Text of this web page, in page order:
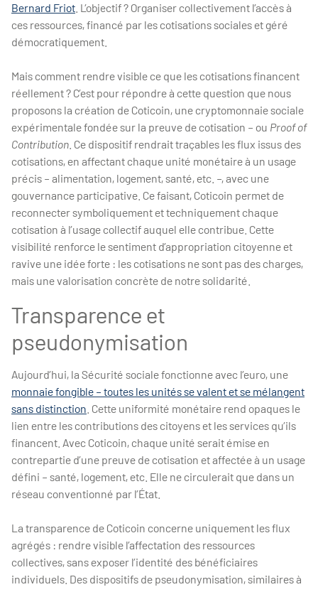
Bernard Friot . L’objectif ? Organiser collectivement l’accès à
ces ressources, financé par les cotisations sociales et géré
démocratiquement.
Mais comment rendre visible ce que les cotisations financent
réellement ? C’est pour répondre à cette question que nous
proposons la création de Coticoin, une cryptomonnaie sociale
expérimentale fondée sur la preuve de cotisation – ou Proof of
Contribution . Ce dispositif rendrait traçables les flux issus des
cotisations, en affectant chaque unité monétaire à un usage
précis – alimentation, logement, santé, etc. –, avec une
gouvernance participative. Ce faisant, Coticoin permet de
reconnecter symboliquement et techniquement chaque
cotisation à l’usage collectif auquel elle contribue. Cette
visibilité renforce le sentiment d’appropriation citoyenne et
ravive une idée forte : les cotisations ne sont pas des charges,
mais une valorisation concrète de notre solidarité.
Transparence et
pseudonymisation
Aujourd’hui, la Sécurité sociale fonctionne avec l’euro, une
monnaie fongible – toutes les unités se valent et se mélangent
sans distinction . Cette uniformité monétaire rend opaques le
lien entre les contributions des citoyens et les services qu’ils
financent. Avec Coticoin, chaque unité serait émise en
contrepartie d’une preuve de cotisation et affectée à un usage
défini – santé, logement, etc. Elle ne circulerait que dans un
réseau conventionné par l’État.
La transparence de Coticoin concerne uniquement les flux
agrégés : rendre visible l’affectation des ressources
collectives, sans exposer l’identité des bénéficiaires
individuels. Des dispositifs de pseudonymisation, similaires à